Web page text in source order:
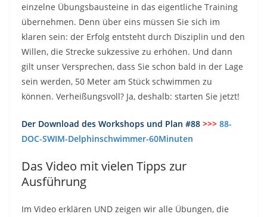
einzelne Übungsbausteine in das eigentliche Training
übernehmen. Denn über eins müssen Sie sich im
klaren sein: der Erfolg entsteht durch Disziplin und den
Willen, die Strecke sukzessive zu erhöhen. Und dann
gilt unser Versprechen, dass Sie schon bald in der Lage
sein werden, 50 Meter am Stück schwimmen zu
können. Verheißungsvoll? Ja, deshalb: starten Sie jetzt!
Der Download des Workshops und Plan #88 >>> 88-
DOC-SWIM-Delphinschwimmer-60Minuten
Das Video mit vielen Tipps zur
Ausführung
Im Video erklären UND zeigen wir alle Übungen, die